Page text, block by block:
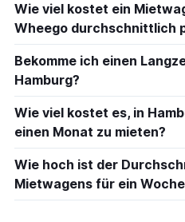
Wie viel kostet ein
Wheego durchschnittlich
Bekomme ich einen
Hamburg?
Wie viel kostet es, in
einen Monat zu mieten?
Wie hoch ist der
Mietwagens für ein